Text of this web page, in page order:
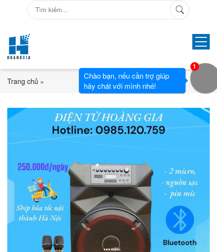
Trang chủ »
Chào bạn, nếu cần trợ giúp
hãy chát với mình nhé!
1